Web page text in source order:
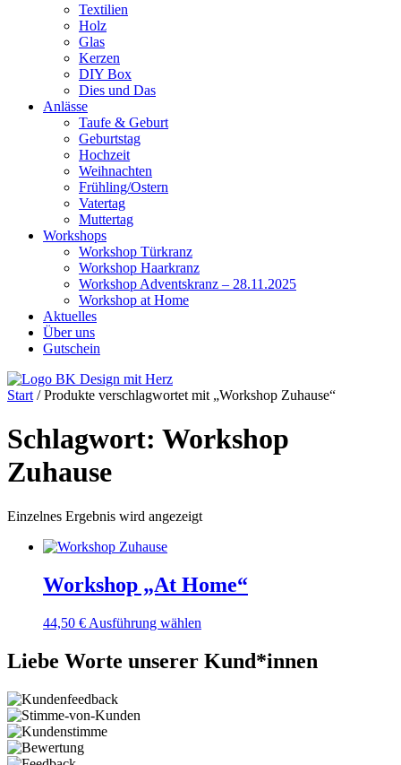
Textilien
Holz
Glas
Kerzen
DIY Box
Dies und Das
Anlässe
Taufe & Geburt
Geburtstag
Hochzeit
Weihnachten
Frühling/Ostern
Vatertag
Muttertag
Workshops
Workshop Türkranz
Workshop Haarkranz
Workshop Adventskranz – 28.11.2025
Workshop at Home
Aktuelles
Über uns
Gutschein
Start / Produkte verschlagwortet mit „Workshop Zuhause“
Schlagwort: Workshop
Zuhause
Einzelnes Ergebnis wird angezeigt
Workshop „At Home“
44,50 € Ausführung wählen
Liebe Worte unserer Kund*innen